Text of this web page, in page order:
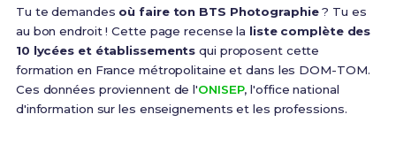
Tu te demandes où faire ton BTS Photographie? Tu es
au bon endroit ! Cette page recense la liste complète des
10 lycées et établissements qui proposent cette
formation en France métropolitaine et dans les DOM-TOM.
Ces données proviennent de l'ONISEP, l'office national
d'information sur les enseignements et les professions.